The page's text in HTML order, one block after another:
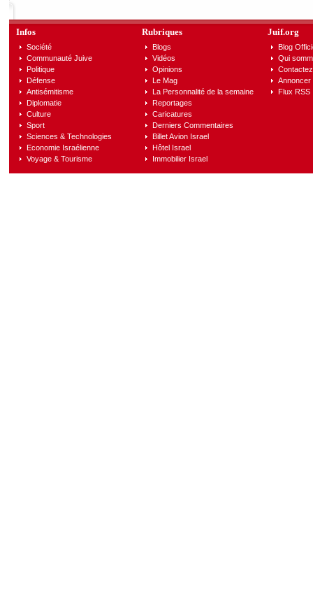
Infos
Société
Communauté Juive
Politique
Défense
Antisémitisme
Diplomatie
Culture
Sport
Sciences & Technologies
Economie Israélienne
Voyage & Tourisme
Rubriques
Blogs
Vidéos
Opinions
Le Mag
La Personnalité de la semaine
Reportages
Caricatures
Derniers Commentaires
Billet Avion Israel
Hôtel Israel
Immobilier Israel
Juif.org
Blog
Qui
Annoncer
Flux RSS